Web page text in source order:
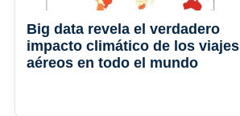
Big data revela el verdadero
impacto climático de los viajes
aéreos en todo el mundo